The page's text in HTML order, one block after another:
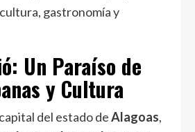
gastronomía y
Un Paraíso de
y Cultura
del estado deAlagoas,